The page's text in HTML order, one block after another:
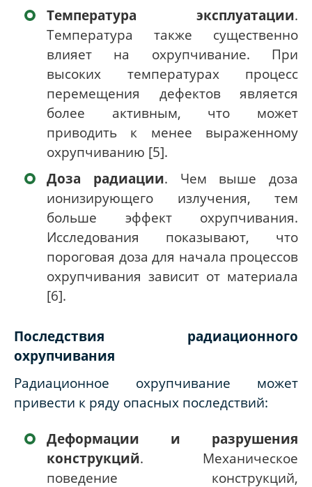
Температура эксплуатации.
Температура также существенно
влияет на охрупчивание. При
высоких температурах процесс
перемещения дефектов является
более активным, что может
приводить к менее выраженному
охрупчиванию [5].
Доза радиации. Чем выше доза
ионизирующего излучения, тем
больше эффект охрупчивания.
Исследования показывают, что
пороговая доза для начала процессов
охрупчивания зависит от материала
[6].
Последствия радиационного
охрупчивания
Радиационное охрупчивание может
привести к ряду опасных последствий:
Деформации и разрушения
конструкций. Механическое
поведение конструкций,